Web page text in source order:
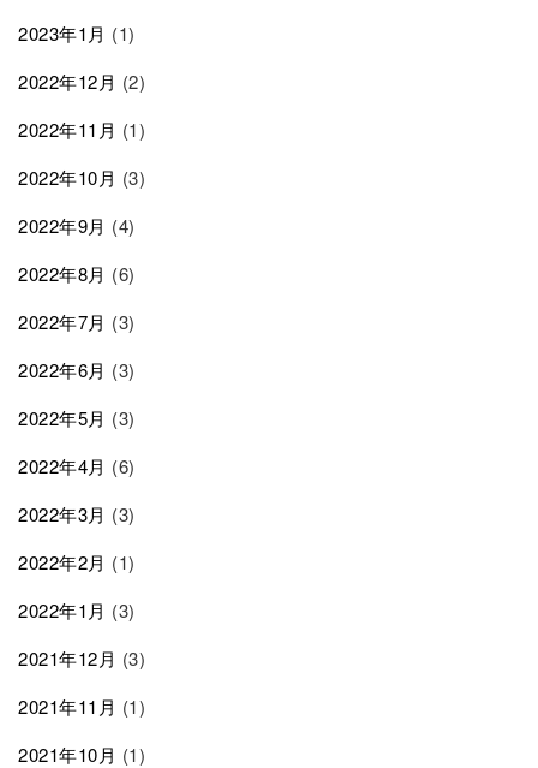
2023年1月 (1)
2022年12月 (2)
2022年11月 (1)
2022年10月 (3)
2022年9月 (4)
2022年8月 (6)
2022年7月 (3)
2022年6月 (3)
2022年5月 (3)
2022年4月 (6)
2022年3月 (3)
2022年2月 (1)
2022年1月 (3)
2021年12月 (3)
2021年11月 (1)
2021年10月 (1)